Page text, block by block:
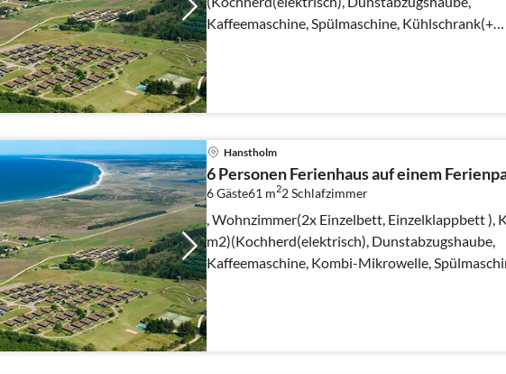
Kaffeemaschine, Spülmaschine, Kühlschrank(+
Gefrierfach)), Wohn-/Schlafzimmer(20
Hanstholm
6 Personen Ferienhaus auf einem
6 Gäste61 m22Schlafzimmer
, Wohnzimmer(2x Einzelbett, Einzelklappbett ),
m2)(Kochherd(elektrisch), Dunstabzugshaube,
Kaffeemaschine, Kombi-Mikrowelle,
Kühlschrank(+ Gefrierfach))